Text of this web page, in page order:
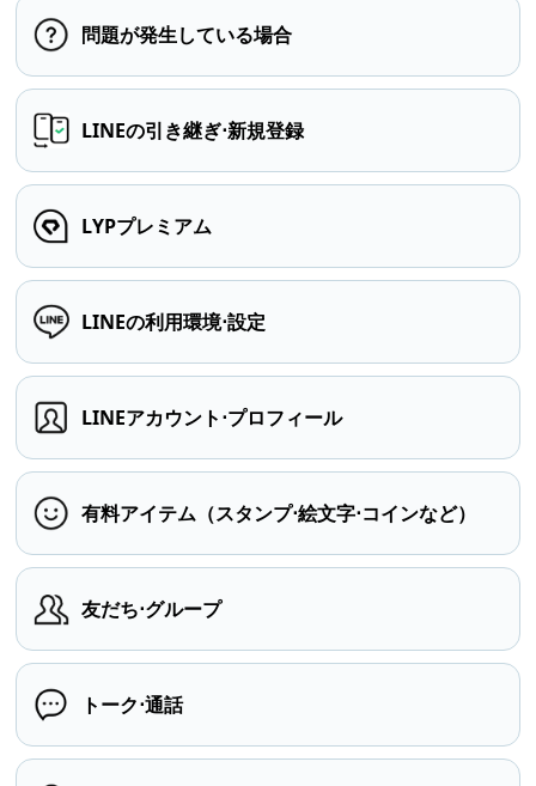
問題が発生している場合
LINEの引き継ぎ⋅新規登録
LYPプレミアム
LINEの利用環境⋅設定
LINEアカウント⋅プロフィール
有料アイテム（スタンプ⋅絵文字⋅コインなど）
友だち⋅グループ
トーク⋅通話